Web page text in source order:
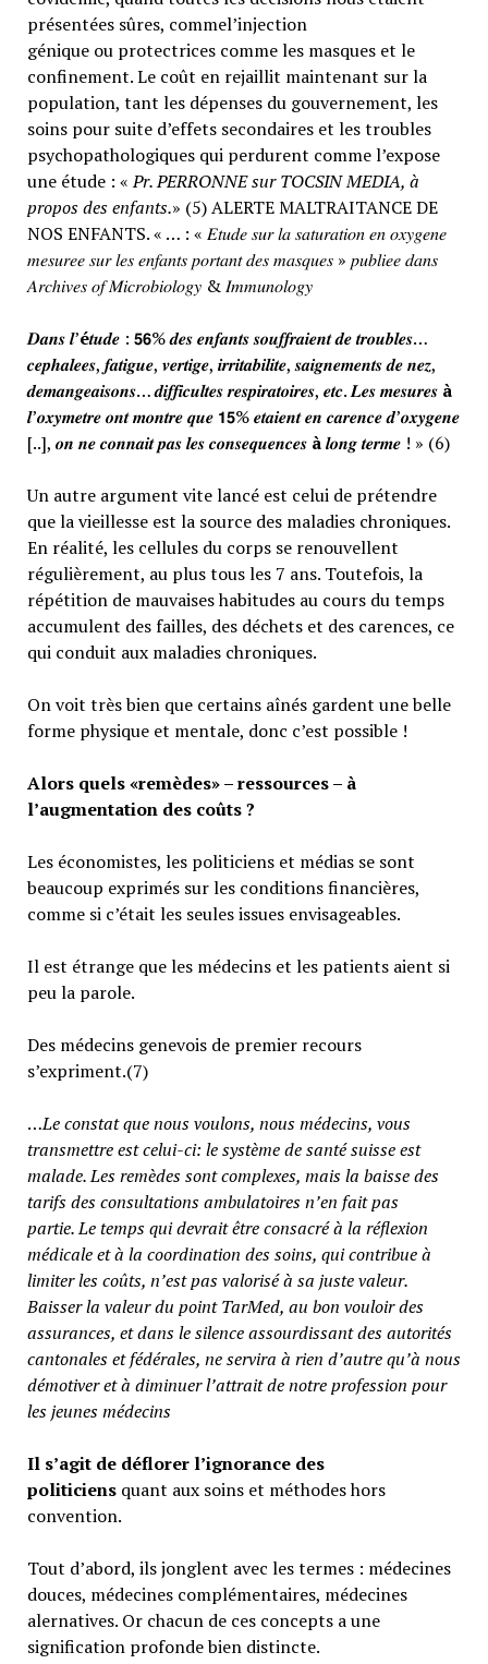
présentées sûres, commel’injection
génique ou protectrices comme les masques et le
confinement. Le coût en rejaillit maintenant sur la
population, tant les dépenses du gouvernement, les
soins pour suite d’effets secondaires et les troubles
psychopathologiques qui perdurent comme l’expose
une étude : «Pr. PERRONNE sur TOCSIN MEDIA, à
propos des enfants.» (5) ALERTE MALTRAITANCE DE
NOS ENFANTS. « … : « 𝐸𝑡𝑢𝑑𝑒 𝑠𝑢𝑟 𝑙𝑎 𝑠𝑎𝑡𝑢𝑟𝑎𝑡𝑖𝑜𝑛 𝑒𝑛 𝑜𝑥𝑦𝑔𝑒𝑛𝑒
𝑚𝑒𝑠𝑢𝑟𝑒𝑒 𝑠𝑢𝑟 𝑙𝑒𝑠 𝑒𝑛𝑓𝑎𝑛𝑡𝑠 𝑝𝑜𝑟𝑡𝑎𝑛𝑡 𝑑𝑒𝑠 𝑚𝑎𝑠𝑞𝑢𝑒𝑠 » 𝑝𝑢𝑏𝑙𝑖𝑒𝑒 𝑑𝑎𝑛𝑠
𝐴𝑟𝑐ℎ𝑖𝑣𝑒𝑠 𝑜𝑓 𝑀𝑖𝑐𝑟𝑜𝑏𝑖𝑜𝑙𝑜𝑔𝑦 & 𝐼𝑚𝑚𝑢𝑛𝑜𝑙𝑜𝑔𝑦
𝑫𝒂𝒏𝒔 𝒍’é𝒕𝒖𝒅𝒆 : 𝟱𝟲% 𝒅𝒆𝒔 𝒆𝒏𝒇𝒂𝒏𝒕𝒔 𝒔𝒐𝒖𝒇𝒇𝒓𝒂𝒊𝒆𝒏𝒕 𝒅𝒆 𝒕𝒓𝒐𝒖𝒃𝒍𝒆𝒔…
𝒄𝒆𝒑𝒉𝒂𝒍𝒆𝒆𝒔, 𝒇𝒂𝒕𝒊𝒈𝒖𝒆, 𝒗𝒆𝒓𝒕𝒊𝒈𝒆, 𝒊𝒓𝒓𝒊𝒕𝒂𝒃𝒊𝒍𝒊𝒕𝒆, 𝒔𝒂𝒊𝒈𝒏𝒆𝒎𝒆𝒏𝒕𝒔 𝒅𝒆 𝒏𝒆𝒛,
𝒅𝒆𝒎𝒂𝒏𝒈𝒆𝒂𝒊𝒔𝒐𝒏𝒔… 𝒅𝒊𝒇𝒇𝒊𝒄𝒖𝒍𝒕𝒆𝒔 𝒓𝒆𝒔𝒑𝒊𝒓𝒂𝒕𝒐𝒊𝒓𝒆𝒔, 𝒆𝒕𝒄. 𝑳𝒆𝒔 𝒎𝒆𝒔𝒖𝒓𝒆𝒔 à
𝒍’𝒐𝒙𝒚𝒎𝒆𝒕𝒓𝒆 𝒐𝒏𝒕 𝒎𝒐𝒏𝒕𝒓𝒆 𝒒𝒖𝒆 𝟭𝟱% 𝒆𝒕𝒂𝒊𝒆𝒏𝒕 𝒆𝒏 𝒄𝒂𝒓𝒆𝒏𝒄𝒆 𝒅’𝒐𝒙𝒚𝒈𝒆𝒏𝒆
[..], 𝒐𝒏 𝒏𝒆 𝒄𝒐𝒏𝒏𝒂𝒊𝒕 𝒑𝒂𝒔 𝒍𝒆𝒔 𝒄𝒐𝒏𝒔𝒆𝒒𝒖𝒆𝒏𝒄𝒆𝒔 à𝒍𝒐𝒏𝒈 𝒕𝒆𝒓𝒎𝒆 ! » (6)
Un autre argument vite lancé est celui de prétendre
que la vieillesse est la source des maladies chroniques.
En réalité, les cellules du corps se renouvellent
régulièrement, au plus tous les 7 ans. Toutefois, la
répétition de mauvaises habitudes au cours du temps
accumulent des failles, des déchets et des carences, ce
qui conduit aux maladies chroniques.
On voit très bien que certains aînés gardent une belle
forme physique et mentale, donc c’est possible !
Alors quels «remèdes» – ressources – à
l’augmentation des coûts ?
Les économistes, les politiciens et médias se sont
beaucoup exprimés sur les conditions financières,
comme si c’était les seules issues envisageables.
Il est étrange que les médecins et les patients aient si
peu la parole.
Des médecins genevois de premier recours
s’expriment.(7)
…Le constat que nous voulons, nous médecins, vous
transmettre est celui-ci: le système de santé suisse est
malade. Les remèdes sont complexes, mais la baisse des
tarifs des consultations ambulatoires n’en fait pas
partie.Le temps qui devrait être consacré à la réflexion
médicale et à la coordination des soins, qui contribue à
limiter les coûts, n’est pas valorisé à sa juste valeur.
Baisser la valeur du point TarMed, au bon vouloir des
assurances, et dans le silence assourdissant des autorités
cantonales et fédérales, ne servira à rien d’autre qu’à nous
démotiver et à diminuer l’attrait de notre profession pour
les jeunes médecins
Il s’agit de déflorer l’ignorance des
politiciensquant aux soins et méthodes hors
convention.
Tout d’abord, ils jonglent avec les termes : médecines
douces, médecines complémentaires, médecines
alernatives. Or chacun de ces concepts a une
signification profonde bien distincte.